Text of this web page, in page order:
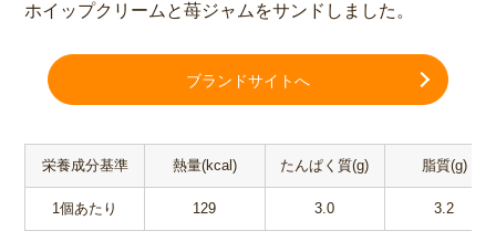
ホイップクリームと苺ジャムをサンドしました。
ブランドサイトへ
栄養成分基準
1個あたり
熱量(kcal)
129
たんぱく質(g)
3.0
脂質(g)
3.2